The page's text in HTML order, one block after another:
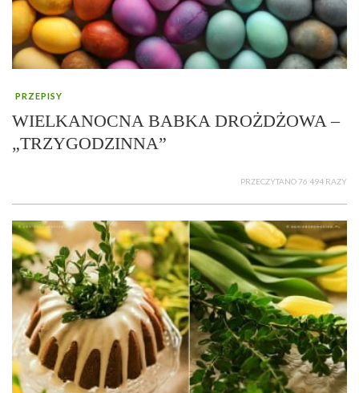
PRZEPISY
WIELKANOCNA BABKA DROŻDŻOWA –
„TRZYGODZINNA”
PRZECZYTANO 76 494 RAZY